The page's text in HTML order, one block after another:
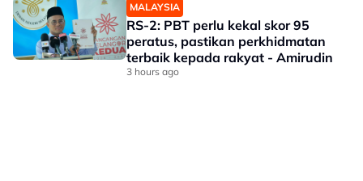
MALAYSIA
RS-2: PBT perlu kekal skor 95
peratus, pastikan perkhidmatan
terbaik kepada rakyat - Amirudin
3 hours ago